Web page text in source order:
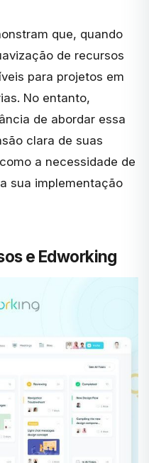
que, quando
de recursos
para projetos em
No entanto,
de abordar essa
clara de suas
a necessidade de
sua implementação
e Edworking